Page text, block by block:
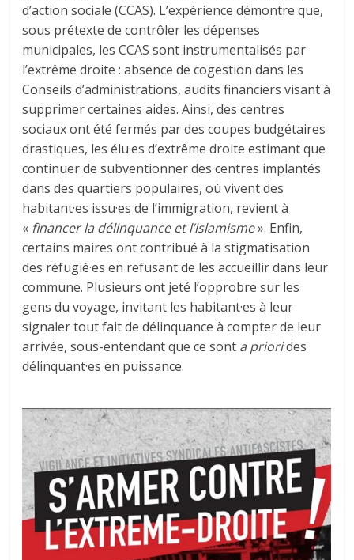
d’action sociale (CCAS). L’expérience démontre que,
sous prétexte de contrôler les dépenses
municipales, les CCAS sont instrumentalisés par
l’extrême droite : absence de cogestion dans les
Conseils d’administrations, audits financiers visant à
supprimer certaines aides. Ainsi, des centres
sociaux ont été fermés par des coupes budgétaires
drastiques, les élu·es d’extrême droite estimant que
continuer de subventionner des centres implantés
dans des quartiers populaires, où vivent des
habitant·es issu·es de l’immigration, revient à
« financer la délinquance et l’islamisme». Enfin,
certains maires ont contribué à la stigmatisation
des réfugié·es en refusant de les accueillir dans leur
commune. Plusieurs ont jeté l’opprobre sur les
gens du voyage, invitant les habitant·es à leur
signaler tout fait de délinquance à compter de leur
arrivée, sous-entendant que ce sont a priorides
délinquant·es en puissance.